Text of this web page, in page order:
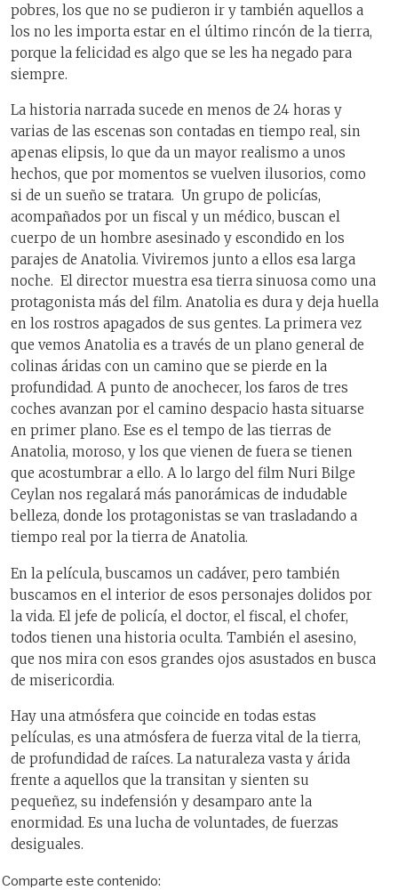
pobres, los que no se pudieron ir y también aquellos a
los no les importa estar en el último rincón de la tierra,
porque la felicidad es algo que se les ha negado para
siempre.
La historia narrada sucede en menos de 24 horas y
varias de las escenas son contadas en tiempo real, sin
apenas elipsis, lo que da un mayor realismo a unos
hechos, que por momentos se vuelven ilusorios, como
si de un sueño se tratara. Un grupo de policías,
acompañados por un fiscal y un médico, buscan el
cuerpo de un hombre asesinado y escondido en los
parajes de Anatolia. Viviremos junto a ellos esa larga
noche. El director muestra esa tierra sinuosa como una
protagonista más del film. Anatolia es dura y deja huella
en los rostros apagados de sus gentes. La primera vez
que vemos Anatolia es a través de un plano general de
colinas áridas con un camino que se pierde en la
profundidad. A punto de anochecer, los faros de tres
coches avanzan por el camino despacio hasta situarse
en primer plano. Ese es el tempo de las tierras de
Anatolia, moroso, y los que vienen de fuera se tienen
que acostumbrar a ello. A lo largo del film Nuri Bilge
Ceylan nos regalará más panorámicas de indudable
belleza, donde los protagonistas se van trasladando a
tiempo real por la tierra de Anatolia.
En la película, buscamos un cadáver, pero también
buscamos en el interior de esos personajes dolidos por
la vida. El jefe de policía, el doctor, el fiscal, el chofer,
todos tienen una historia oculta. También el asesino,
que nos mira con esos grandes ojos asustados en busca
de misericordia.
Hay una atmósfera que coincide en todas estas
películas, es una atmósfera de fuerza vital de la tierra,
de profundidad de raíces. La naturaleza vasta y árida
frente a aquellos que la transitan y sienten su
pequeñez, su indefensión y desamparo ante la
enormidad. Es una lucha de voluntades, de fuerzas
desiguales.
Comparte este contenido: